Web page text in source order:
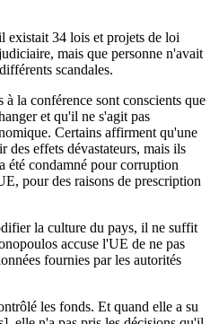
existait 34 lois et projets de loi
mais que personne n'avait
scandales.
la conférence sont conscients que
et qu'il ne s'agit pas
Certains affirment qu'une
effets dévastateurs, mais ils
été condamné pour corruption
pour des raisons de prescription
la culture du pays, il ne suffit
accuse l'UE de ne pas
fournies par les autorités
les fonds. Et quand elle a su